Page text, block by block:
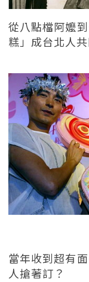
從八點檔阿嬤
糕」成台北人
當年收到超有
人搶著訂？